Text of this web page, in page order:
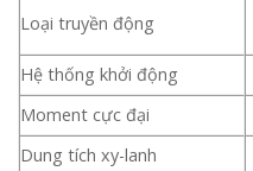
Loại truyền động
Hệ thống khởi động
Moment cực đại
Dung tích xy-lanh